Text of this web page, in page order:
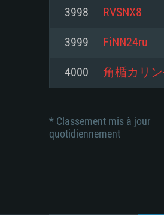
Disque dur: 23.1
Disque dur: 62,2
Connection:
Disque dur:
3998 RVSNX8
3999 FiNN24ru
4000 角楯カリン
* Classement mis à jour
quotidiennement